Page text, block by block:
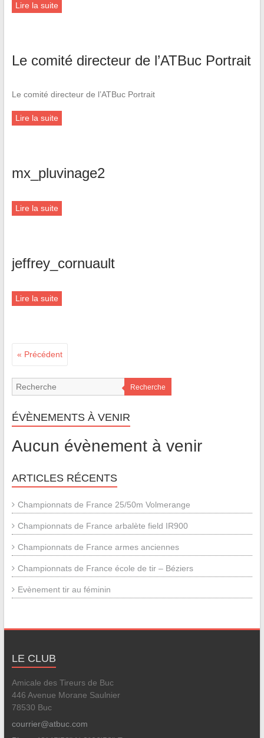
Lire la suite
Le comité directeur de l’ATBuc Portrait
Le comité directeur de l’ATBuc Portrait
Lire la suite
mx_pluvinage2
Lire la suite
jeffrey_cornuault
Lire la suite
« Précédent
Recherche
ÉVÈNEMENTS À VENIR
Aucun évènement à venir
ARTICLES RÉCENTS
Championnats de France 25/50m Volmerange
Championnats de France arbalète field IR900
Championnats de France armes anciennes
Championnats de France école de tir – Béziers
Evènement tir au féminin
LE CLUB
Amicale des Tireurs de Buc
446 Avenue Morane Saulnier
78530 Buc
courrier@atbuc.com